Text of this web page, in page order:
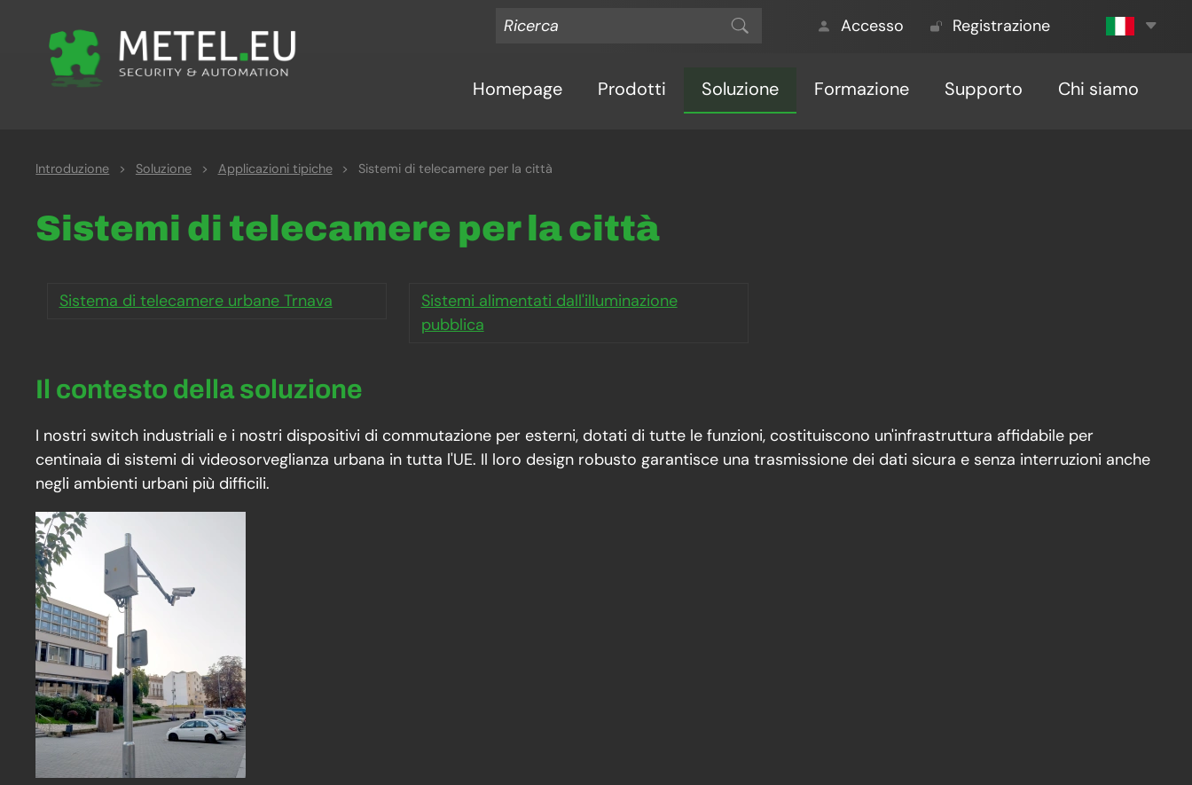
Accesso Registrazione
Homepage Prodotti Soluzione Formazione Supporto Chi siamo
Introduzione > Soluzione > Applicazioni tipiche > Sistemi di telecamere per la città
Sistemi di telecamere per la città
Sistema di telecamere urbane Trnava
Sistemi alimentati dall'illuminazione
pubblica
Il contesto della soluzione
I nostri switch industriali e i nostri dispositivi di commutazione per esterni, dotati di tutte le funzioni, costituiscono un'infrastruttura affidabile per
centinaia di sistemi di videosorveglianza urbana in tutta l'UE. Il loro design robusto garantisce una trasmissione dei dati sicura e senza interruzioni anche
negli ambienti urbani più difficili.